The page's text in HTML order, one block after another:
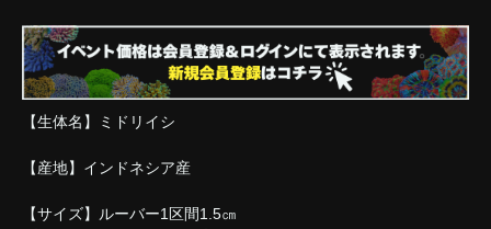
【生体名】ミドリイシ
【産地】インドネシア産
【サイズ】ルーバー1区間1.5㎝